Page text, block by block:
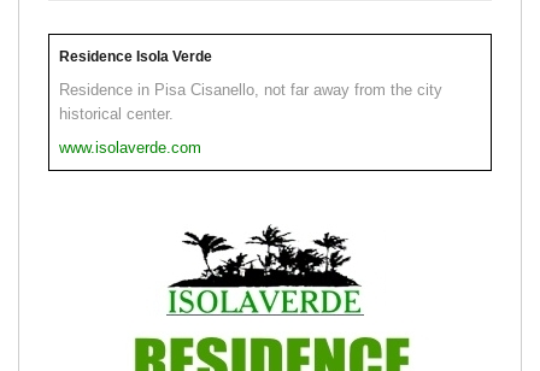
Residence Isola Verde
Residence in Pisa Cisanello, not far away from the city
historical center.
www.isolaverde.com